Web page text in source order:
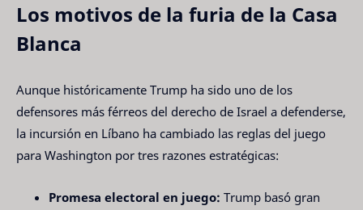
Los motivos de la furia de la Casa
Blanca
Aunque históricamente Trump ha sido uno de los
defensores más férreos del derecho de Israel a defenderse,
la incursión en Líbano ha cambiado las reglas del juego
para Washington por tres razones estratégicas:
Promesa electoral en juego: Trump basó gran